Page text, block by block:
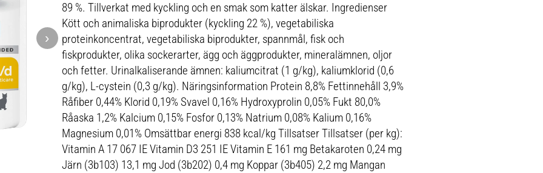
›
89 %. Tillverkat med kyckling och en smak som katter älskar. Ingredienser
Kött och animaliska biprodukter (kyckling 22 %), vegetabiliska
proteinkoncentrat, vegetabiliska biprodukter, spannmål, fisk och
fiskprodukter, olika sockerarter, ägg och äggprodukter, mineralämnen, oljor
och fetter. Urinalkaliserande ämnen: kaliumcitrat (1 g/kg), kaliumklorid (0,6
g/kg), L-cystein (0,3 g/kg). Näringsinformation Protein 8,8% Fettinnehåll 3,9%
Råfiber 0,44% Klorid 0,19% Svavel 0,16% Hydroxyprolin 0,05% Fukt 80,0%
Råaska 1,2% Kalcium 0,15% Fosfor 0,13% Natrium 0,08% Kalium 0,16%
Magnesium 0,01% Omsättbar energi 838 kcal/kg Tillsatser Tillsatser (per kg):
Vitamin A 17 067 IE Vitamin D3 251 IE Vitamin E 161 mg Betakaroten 0,24 mg
Järn (3b103) 13,1 mg Jod (3b202) 0,4 mg Koppar (3b405) 2,2 mg Mangan